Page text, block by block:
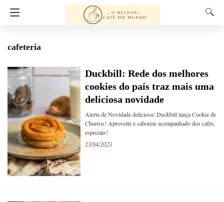
cafeteria
Duckbill: Rede dos melhores
cookies do país traz mais uma
deliciosa novidade
Alerta de Novidade deliciosa! Duckbill lança Cookie de
Churros! Aproveite e saboreie acompanhado dos cafés
especiais!
23/04/2023